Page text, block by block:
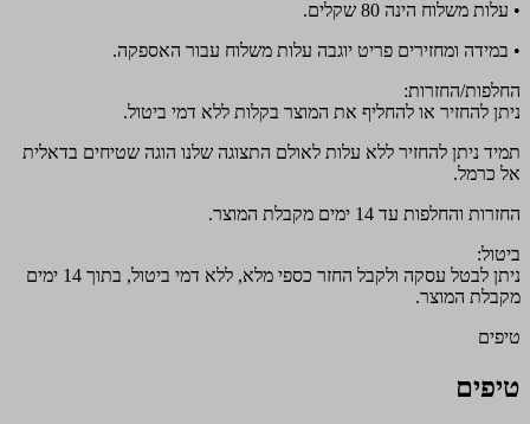
• עלות משלוח הינה 80 שקלים.
• במידה ומחזירים פריט יוגבה עלות משלוח עבור האספקה.
החלפות/החזרות:
ניתן להחזיר או להחליף את המוצר בקלות ללא דמי ביטול.
תמיד ניתן להחזיר ללא עלות לאולם התצוגה שלנו הוגה שטיחים בדאלית
אל כרמל.
החזרות והחלפות עד 14 ימים מקבלת המוצר.
ביטול:
ניתן לבטל עסקה ולקבל החזר כספי מלא, ללא דמי ביטול, בתוך 14 ימים
מקבלת המוצר.
טיפים
טיפים